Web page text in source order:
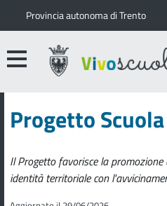
Provincia autonoma di Trento
Progetto
Il Progetto favorisce la
identità territoriale con